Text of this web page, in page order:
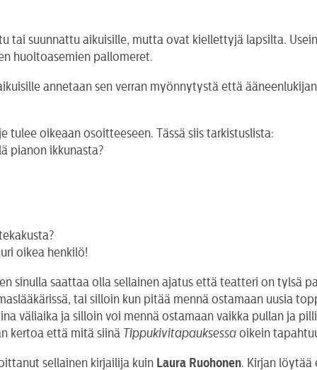
tai suunnattu aikuisille, mutta ovat kiellettyjä lapsilta.
huoltoasemien pallomeret.
annetaan sen verran myönnytystä että
tulee oikeaan osoitteeseen. Tässä siis tarkistuslista:
pianon ikkunasta?
oikea henkilö!
sinulla saattaa olla sellainen ajatus että teatteri on tylsä
tai silloin kun pitää mennä ostamaan uusia
väliaika ja silloin voi mennä ostamaan vaikka pullan ja
kertoa että mitä siinä Tippukivitapauksessa oikein
sellainen kirjailija kuin Laura Ruohonen. Kirjan löytää